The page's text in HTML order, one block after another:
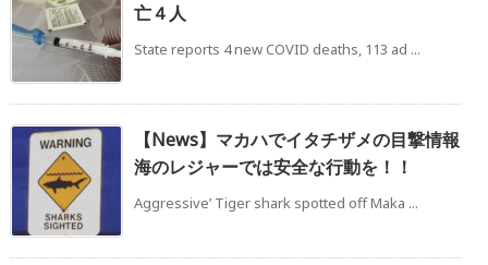
亡４人
State reports 4 new COVID deaths, 113 ad ...
【News】マカハでイタチザメの目撃情報
海のレジャーでは安全な行動を！！
Aggressive’ Tiger shark spotted off Maka ...